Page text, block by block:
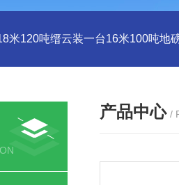
米120吨缙云装一台16米100吨地
产品中心 /